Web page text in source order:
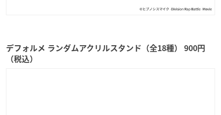
デフォルメ ランダムアクリルスタンド（全18種） 900円
（税込）